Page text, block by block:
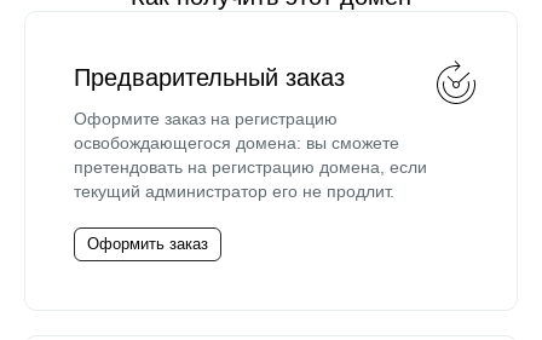
Предварительный заказ
Оформите заказ на регистрацию
освобождающегося домена: вы сможете
претендовать на регистрацию домена, если
текущий администратор его не продлит.
Оформить заказ